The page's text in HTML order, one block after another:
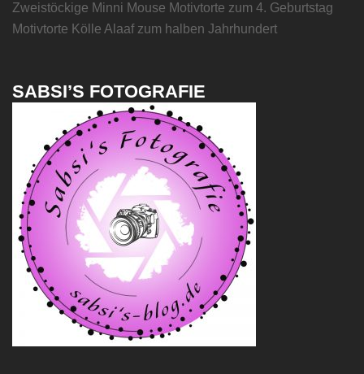
Zweistöckige Minni Mouse Motivtorte zum 4. Geburtstag
Motivtorte Kölle Alaaf zum halben Jahrhundert
SABSI’S FOTOGRAFIE